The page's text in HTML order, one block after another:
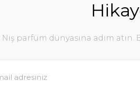
Niş parfüm dünyasına adım